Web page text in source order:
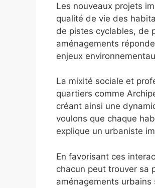
Les nouveaux projets
qualité de vie des
de pistes cyclables, de
aménagements
enjeux
La mixité sociale et
quartiers comme
créant ainsi une
voulons que chaque
explique un urbaniste
En favorisant ces
chacun peut trouver sa
aménagements